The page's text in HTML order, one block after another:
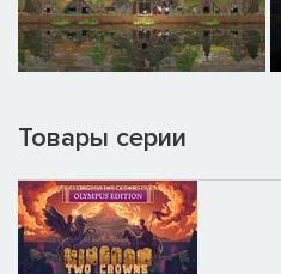
Товары серии